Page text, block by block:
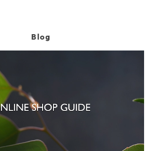
Blog